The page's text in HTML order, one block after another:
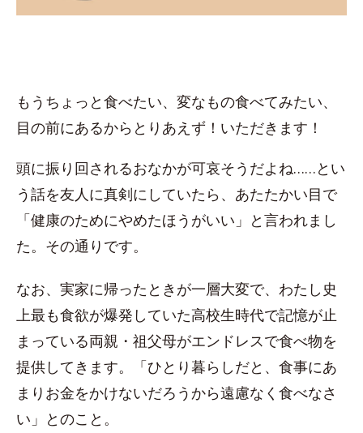
もうちょっと食べたい、変なもの食べてみたい、
目の前にあるからとりあえず！いただきます！
頭に振り回されるおなかが可哀そうだよね……とい
う話を友人に真剣にしていたら、あたたかい目で
「健康のためにやめたほうがいい」と言われまし
た。その通りです。
なお、実家に帰ったときが一層大変で、わたし史
上最も食欲が爆発していた高校生時代で記憶が止
まっている両親・祖父母がエンドレスで食べ物を
提供してきます。「ひとり暮らしだと、食事にあ
まりお金をかけないだろうから遠慮なく食べなさ
い」とのこと。